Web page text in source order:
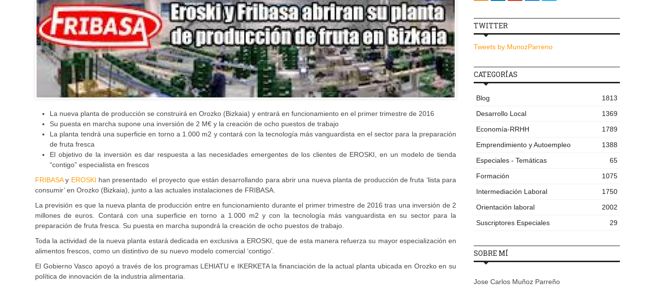
La nueva planta de producción se construirá en Orozko (Bizkaia) y entrará en funcionamiento en el primer trimestre de 2016
Su puesta en marcha supone una inversión de 2 M€ y la creación de ocho puestos de trabajo
La planta tendrá una superficie en torno a 1.000 m2 y contará con la tecnología más vanguardista en el sector para la preparación
de fruta fresca
El objetivo de la inversión es dar respuesta a las necesidades emergentes de los clientes de EROSKI, en un modelo de tienda
“contigo” especialista en frescos
FRIBASAy EROSKI han presentado el proyecto que están desarrollando para abrir una nueva planta de producción de fruta ‘lista para
consumir’ en Orozko (Bizkaia), junto a las actuales instalaciones de FRIBASA.
La previsión es que la nueva planta de producción entre en funcionamiento durante el primer trimestre de 2016 tras una inversión de 2
millones de euros. Contará con una superficie en torno a 1.000 m2 y con la tecnología más vanguardista en su sector para la
preparación de fruta fresca. Su puesta en marcha supondrá la creación de ocho puestos de trabajo.
Toda la actividad de la nueva planta estará dedicada en exclusiva a EROSKI, que de esta manera refuerza su mayor especialización en
alimentos frescos, como un distintivo de su nuevo modelo comercial ‘contigo’.
El Gobierno Vasco apoyó a través de los programas LEHIATU e IKERKETA la financiación de la actual planta ubicada en Orozko en su
política de innovación de la industria alimentaria.
TWITTER
Tweets by MunozParreno
CATEGORÍAS
Blog
1813
Desarrollo Local
1369
Economía-RRHH
1789
Emprendimiento y Autoempleo
1388
Especiales - Temáticas
65
Formación
1075
Intermediación Laboral
1750
Orientación laboral
2002
Suscriptores Especiales
29
SOBRE MÍ
Jose Carlos Muñoz Parreño